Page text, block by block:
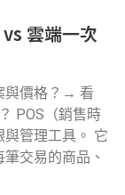
雲端一次
與價格？→ 看
POS（銷售時
管理工具。 它
交易的商品、